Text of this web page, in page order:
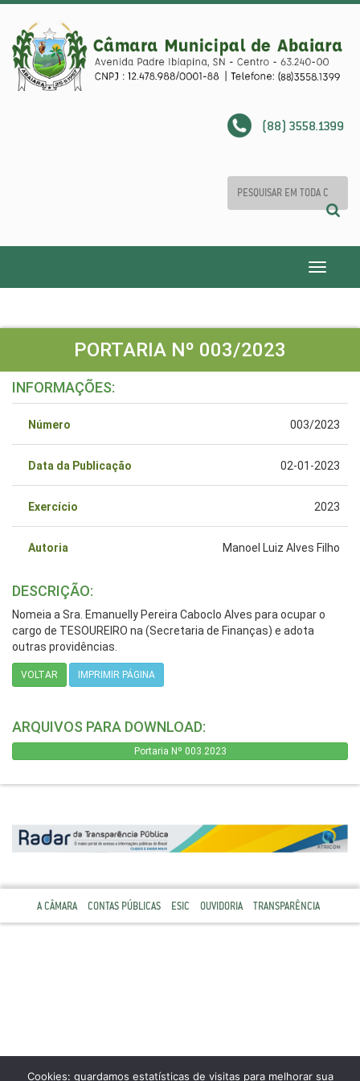
(88) 3558.1399
Toggle
PORTARIA Nº 003/2023
INFORMAÇÕES:
Número 003/2023
Data da Publicação 02-01-2023
Exercício 2023
Autoria Manoel Luiz Alves Filho
DESCRIÇÃO:
Nomeia a Sra. Emanuelly Pereira Caboclo Alves para ocupar o
cargo de TESOUREIRO na (Secretaria de Finanças) e adota
outras providências.
VOLTAR IMPRIMIR PÁGINA
ARQUIVOS PARA DOWNLOAD:
Portaria Nº 003.2023
A CÂMARA CONTAS PÚBLICAS ESIC OUVIDORIA TRANSPARÊNCIA
Cookies: guardamos estatísticas de visitas para melhorar sua